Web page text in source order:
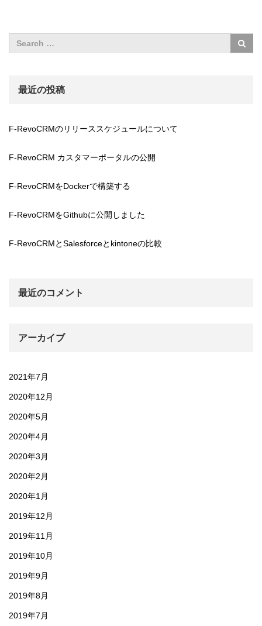
最近の投稿
F-RevoCRMのリリーススケジュールについて
F-RevoCRM カスタマーポータルの公開
F-RevoCRMをDockerで構築する
F-RevoCRMをGithubに公開しました
F-RevoCRMとSalesforceとkintoneの比較
最近のコメント
アーカイブ
2021年7月
2020年12月
2020年5月
2020年4月
2020年3月
2020年2月
2020年1月
2019年12月
2019年11月
2019年10月
2019年9月
2019年8月
2019年7月